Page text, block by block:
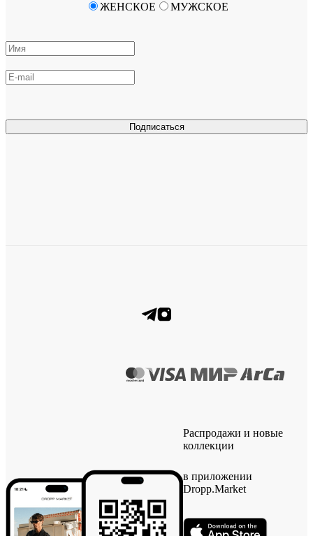
Подписаться
ЖЕНСКОЕ МУЖСКОЕ
Распродажи и новые
коллекции
в приложении
Dropp.Market